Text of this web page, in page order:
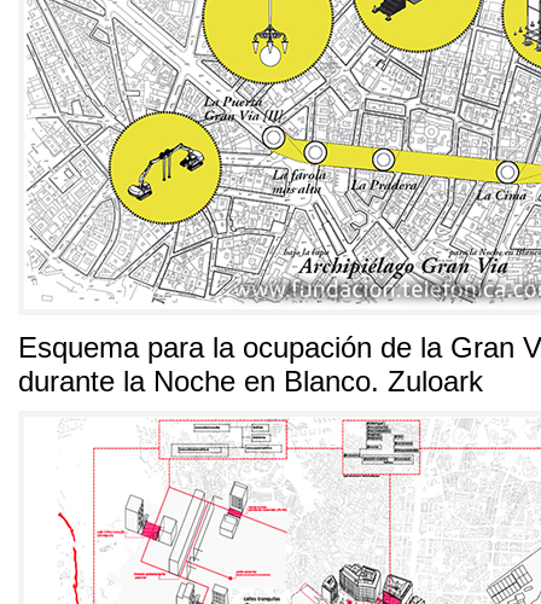
Esquema para la ocupación de la Gran
durante la Noche en Blanco. Zuloark